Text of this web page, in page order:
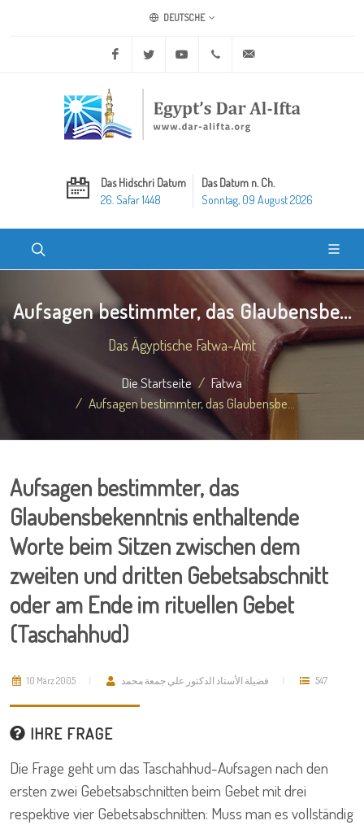
DEUTSCHE
Facebook Twitter Youtube +20 2 25970400
Das Hidschri Datum
26. Safar 1448
Das Datum n. Ch.
Sonntag, 09 August 2026
Aufsagen bestimmter, das Glaubensbe...
Das Ägyptische Fatwa-Amt
Die Startseite
Fatwa
Aufsagen bestimmter, das Glaubensbe...
Aufsagen bestimmter, das
Glaubensbekenntnis enthaltende
Worte beim Sitzen zwischen dem
zweiten und dritten Gebetsabschnitt
oder am Ende im rituellen Gebet
(Taschahhud)
10 März 2005 فضيلة الأستاذ الدكتور علي جمعة محمد 547
IHRE FRAGE
Die Frage geht um das Taschahhud-Aufsagen nach den
ersten zwei Gebetsabschnitten beim Gebet mit drei
respektive vier Gebetsabschnitten: Muss man es vollständig